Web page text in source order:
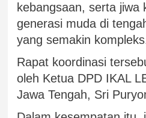
kebangsaan, serta jiwa
generasi muda di
yang semakin
Rapat koordinasi
oleh Ketua DPD IKAL
Jawa Tengah, Sri